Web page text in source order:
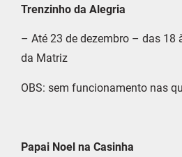
Trenzinho da Alegria
– Até 23 de dezembro – das 18
da Matriz
OBS: sem funcionamento nas
Papai Noel na Casinha